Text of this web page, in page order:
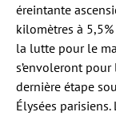
éreintante
kilomètres à
la lutte pour le
s’envoleront
dernière étape
Élysées